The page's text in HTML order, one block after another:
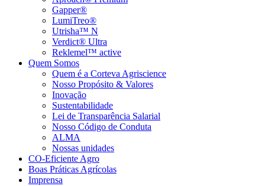
Gapper®
LumiTreo®
Utrisha™ N
Verdict® Ultra
Reklemel™ active
Quem Somos
Quem é a Corteva Agriscience
Nosso Propósito & Valores
Inovação
Sustentabilidade
Lei de Transparência Salarial
Nosso Código de Conduta
ALMA
Nossas unidades
CO-Eficiente Agro
Boas Práticas Agrícolas
Imprensa